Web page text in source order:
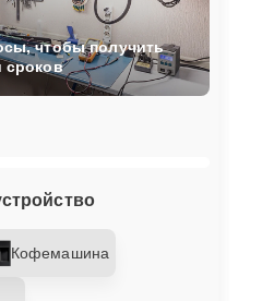
Кофемашина
чтобы получить
сроков